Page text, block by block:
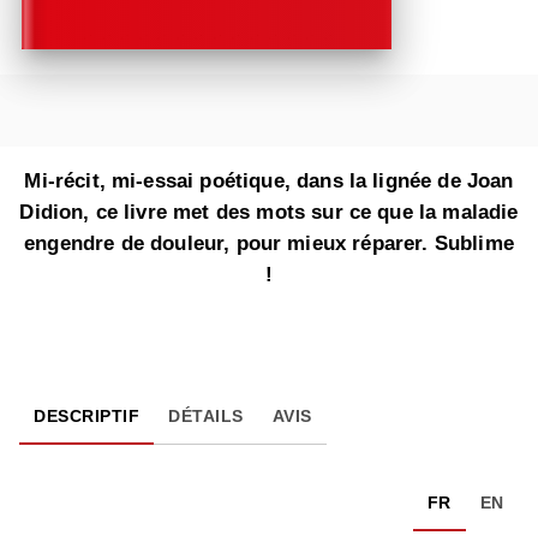
Mi-récit, mi-essai poétique, dans la lignée de Joan
Didion, ce livre met des mots sur ce que la maladie
engendre de douleur, pour mieux réparer. Sublime
!
DESCRIPTIF DÉTAILS AVIS
FR EN